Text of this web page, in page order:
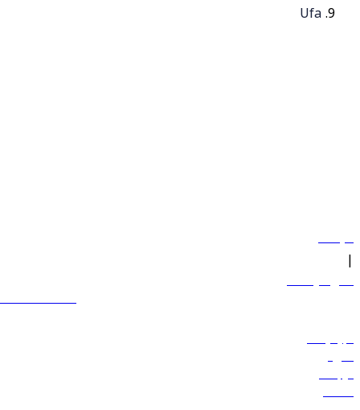
Ufa
سياساتنا
|
الشروط والأحكام
600 544 445
حجز الرحلات
العروض
الوجهات
الأمتعة